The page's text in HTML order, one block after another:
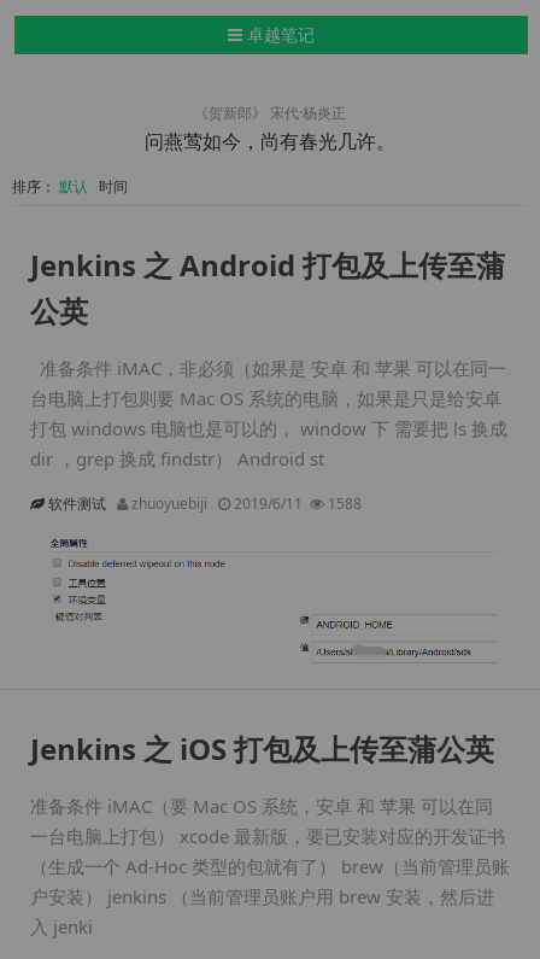
导航切换
卓越笔记
《贺新郎》 宋代·杨炎正
问燕莺如今，尚有春光几许。
排序： 默认 时间
Jenkins 之 Android 打包及上传至蒲
公英
准备条件 iMAC，非必须（如果是 安卓 和 苹果 可以在同一
台电脑上打包则要 Mac OS 系统的电脑，如果是只是给安卓
打包 windows 电脑也是可以的， window 下 需要把 ls 换成
dir ，grep 换成 findstr） Android st
软件测试 zhuoyuebiji 2019/6/11 1588
Jenkins 之 iOS 打包及上传至蒲公英
准备条件 iMAC（要 Mac OS 系统，安卓 和 苹果 可以在同
一台电脑上打包） xcode 最新版，要已安装对应的开发证书
（生成一个 Ad-Hoc 类型的包就有了） brew（当前管理员账
户安装） jenkins （当前管理员账户用 brew 安装，然后进
入 jenki